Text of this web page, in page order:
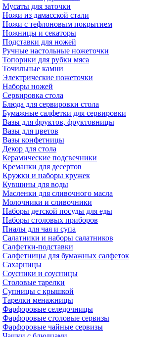
Мусаты для заточки
Ножи из дамасской стали
Ножи с тефлоновым покрытием
Ножницы и секаторы
Подставки для ножей
Ручные настольные ножеточки
Топорики для рубки мяса
Точильные камни
Электрические ножеточки
Наборы ножей
Сервировка стола
Блюда для сервировки стола
Бумажные салфетки для сервировки
Вазы для фруктов, фруктовницы
Вазы для цветов
Вазы конфетницы
Декор для стола
Керамические подсвечники
Креманки для десертов
Кружки и наборы кружек
Кувшины для воды
Масленки для сливочного масла
Молочники и сливочники
Наборы детской посуды для еды
Наборы столовых приборов
Пиалы для чая и супа
Салатники и наборы салатников
Салфетки-подставки
Салфетницы для бумажных салфеток
Сахарницы
Соусники и соусницы
Столовые тарелки
Супницы с крышкой
Тарелки менажницы
Фарфоровые селедочницы
Фарфоровые столовые сервизы
Фарфоровые чайные сервизы